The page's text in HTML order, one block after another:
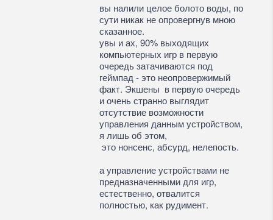
вы налили целое болото воды, по
сути никак не опровергнув мною
сказанное.
увы и ах, 90% выходящих
компьютерных игр в первую
очередь затачиваются под
геймпад - это неопровержимый
факт. Экшены в первую очередь
и очень странно выглядит
отсутствие возможности
управления данным устройством,
я лишь об этом,
это нонсенс, абсурд, нелепость.
а управление устройствами не
предназначенными для игр,
естественно, отвалится
полностью, как рудимент.